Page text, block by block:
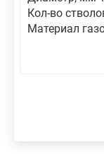
Кол-во
Материал